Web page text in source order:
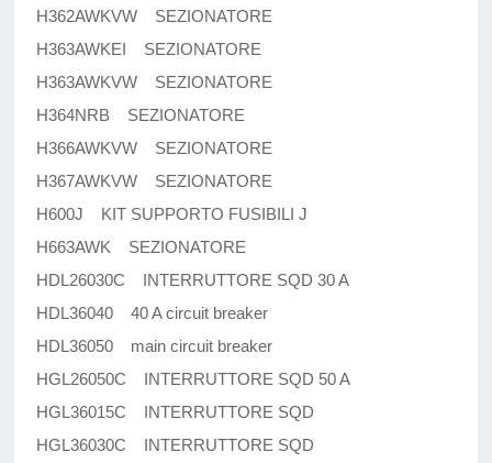
H362AWKVW SEZIONATORE
H363AWKEI SEZIONATORE
H363AWKVW SEZIONATORE
H364NRB SEZIONATORE
H366AWKVW SEZIONATORE
H367AWKVW SEZIONATORE
H600J KIT SUPPORTO FUSIBILI J
H663AWK SEZIONATORE
HDL26030C INTERRUTTORE SQD 30 A
HDL36040 40 A circuit breaker
HDL36050 main circuit breaker
HGL26050C INTERRUTTORE SQD 50 A
HGL36015C INTERRUTTORE SQD
HGL36030C INTERRUTTORE SQD